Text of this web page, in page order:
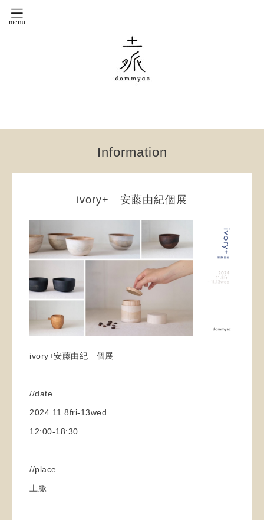
Information
ivory+ 安藤由紀個展
ivory+安藤由紀 個展
//date
2024.11.8fri-13wed
12:00-18:30
//place
土脈